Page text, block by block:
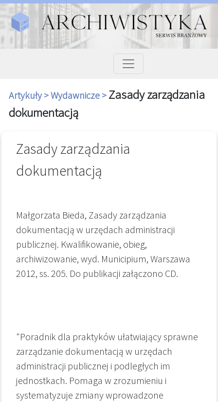
Artykuły >Wydawnicze > Zasady zarządzania
dokumentacją
Zasady zarządzania
dokumentacją
Małgorzata Bieda, Zasady zarządzania
dokumentacją w urzędach administracji
publicznej. Kwalifikowanie, obieg,
archiwizowanie, wyd. Municipium, Warszawa
2012, ss. 205. Do publikacji załączono CD.
"Poradnik dla praktyków ułatwiający sprawne
zarządzanie dokumentacją w urzędach
administracji publicznej i podległych im
jednostkach. Pomaga w zrozumieniu i
systematyzuje zmiany wprowadzone